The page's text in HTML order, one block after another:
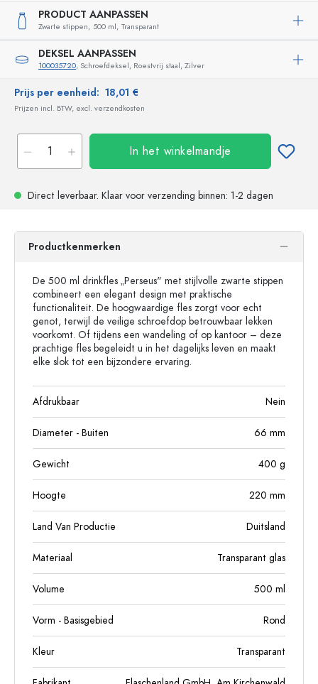
PRODUCT AANPASSEN
Zwarte stippen, 500 ml, Transparant
DEKSEL AANPASSEN
100035720, Schroefdeksel, Roestvrij staal, Zilver
Prijs per eenheid: 18,01 €
Prijzen incl. BTW, excl. verzendkosten
In het winkelmandje
Direct leverbaar. Klaar voor verzending binnen: 1-2 dagen
Productkenmerken
De 500 ml drinkfles „Perseus" met stijlvolle zwarte stippen
combineert een elegant design met praktische
functionaliteit. De hoogwaardige fles zorgt voor echt
genot, terwijl de veilige schroefdop betrouwbaar lekken
voorkomt. Of tijdens een wandeling of op kantoor – deze
prachtige fles begeleidt u in het dagelijks leven en maakt
elke slok tot een bijzondere ervaring.
Afdrukbaar Nein
Diameter - Buiten 66 mm
Gewicht 400 g
Hoogte 220 mm
Land Van Productie Duitsland
Materiaal Transparant glas
Volume 500 ml
Vorm - Basisgebied Rond
Kleur Transparant